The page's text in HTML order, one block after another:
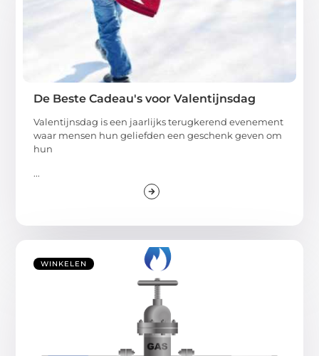
De Beste Cadeau's voor Valentijnsdag
Valentijnsdag is een jaarlijks terugkerend evenement
waar mensen hun geliefden een geschenk geven om
hun
...
WINKELEN